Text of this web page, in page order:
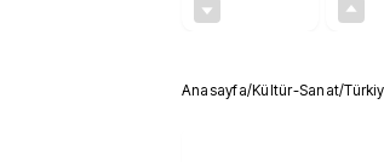
Anasayfa/Kültür-Sanat/